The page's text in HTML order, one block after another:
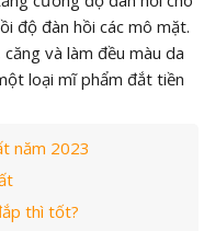
độ đàn hồi các mô mặt.
và làm đều màu da
loại mĩ phẩm đắt tiền
năm 2023
thì tốt?